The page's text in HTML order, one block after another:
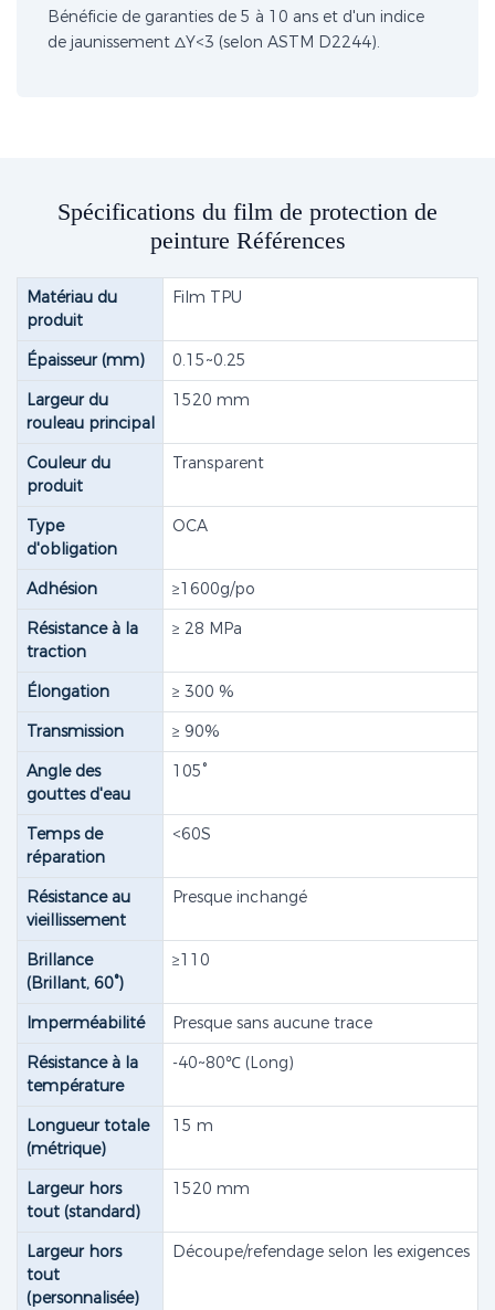
Bénéficie de garanties de 5 à 10 ans et d'un indice
de jaunissement ΔY<3 (selon ASTM D2244).
Spécifications du film de protection de
peinture Références
Matériau du
produit
Film TPU
Épaisseur (mm)
0.15~0.25
Largeur du
rouleau principal
1520 mm
Couleur du
produit
Transparent
Type
d'obligation
OCA
Adhésion
≥1600g/po
Résistance à la
traction
≥ 28 MPa
Élongation
≥ 300 %
Transmission
≥ 90%
Angle des
gouttes d'eau
105°
Temps de
réparation
<60S
Résistance au
vieillissement
Presque inchangé
Brillance
(Brillant, 60°)
≥110
Imperméabilité
Presque sans aucune trace
Résistance à la
température
-40~80℃ (Long)
Longueur totale
(métrique)
15 m
Largeur hors
tout (standard)
1520 mm
Largeur hors
tout
(personnalisée)
Découpe/refendage selon les exigences